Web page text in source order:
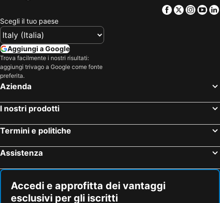
Facebook
Twitter
Scegli il tuo paese
Aggiungi a Google
Trova facilmente i nostri risultati:
aggiungi trivago a Google come fonte
preferita.
Azienda
I nostri prodotti
Termini e politiche
Assistenza
Accedi e approfitta dei vantaggi
esclusivi per gli iscritti